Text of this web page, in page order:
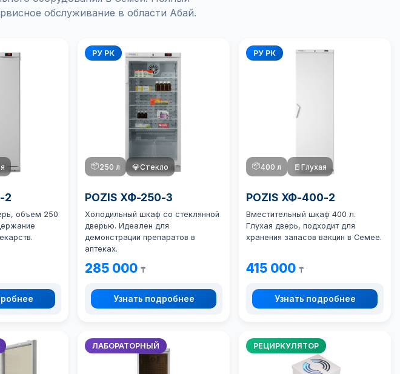
обслуживание в области Абай.
2
объем 250
РУ РК
📦250 л 💎Стекло
POZIS ХФ-250-3
Холодильный шкаф со стеклянной
дверью. Идеален для
демонстрации препаратов в
аптеках.
285 000₸
Узнать подробнее
РУ РК
📦400 л 🚪Глухая
POZIS ХФ-400-2
Вместительный шкаф 400 л.
Глухая дверь, подходит для
хранения запасов вакцин в Семее.
415 000₸
Узнать подробнее
ЛАБОРАТОРНЫЙ РЕЦИРКУЛЯТОР